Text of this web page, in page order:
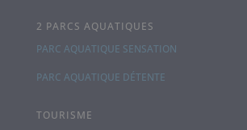
2 PARCS AQUATIQUES
PARC AQUATIQUE SENSATION
PARC AQUATIQUE DÉTENTE
TOURISME